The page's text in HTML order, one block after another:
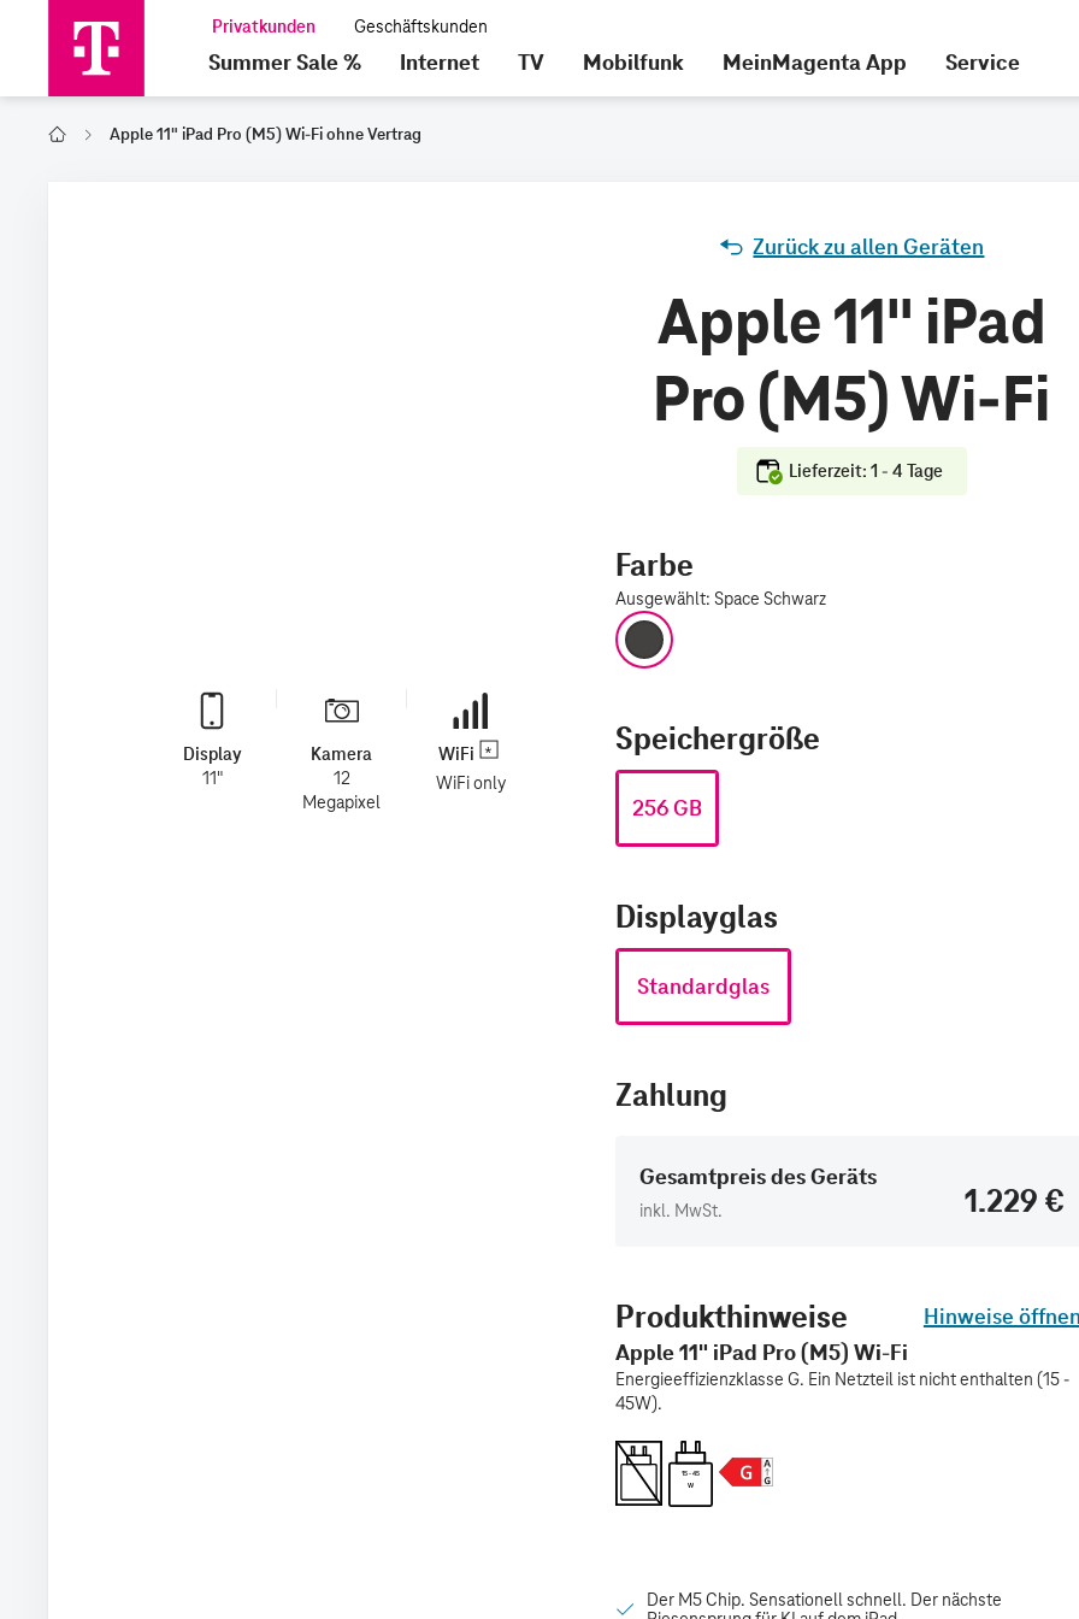
Summer Sale % Internet TV Mobilfunk MeinMagenta App Service
Home Apple 11" iPad Pro (M5) Wi-Fi ohne Vertrag
Display
11"
Kamera
12
Megapixel
WiFi
WiFi only
Zurück zu allen Geräten
Apple 11" iPad
Pro (M5) Wi-Fi
Lieferzeit: 1 - 4 Tage
Farbe
Ausgewählt: Space Schwarz
Speichergröße
256 GB
Displayglas
Standardglas
Zahlung
Gesamtpreis des Geräts
inkl. MwSt. 1.229 €
Produkthinweise
Hinweise
Apple 11" iPad Pro (M5) Wi-Fi
Energieeffizienzklasse G. Ein Netzteil ist nicht enthalten (15 -
45W).
15 - 45
W